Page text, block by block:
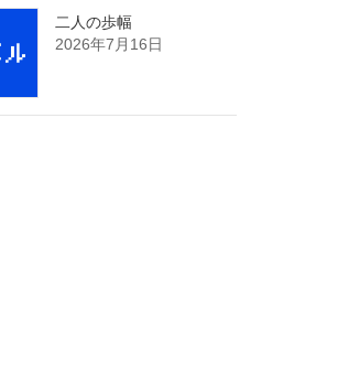
二人の歩幅
2026年7月16日